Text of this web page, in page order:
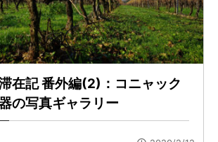
在記 番外編(2)：コニャック
の写真ギャラリー